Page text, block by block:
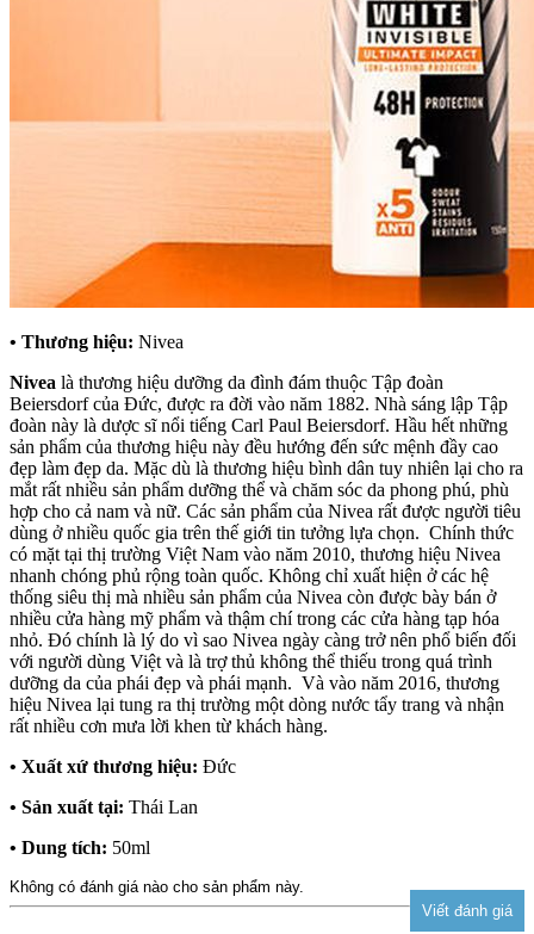
• Thương hiệu: Nivea
Nivea là thương hiệu dưỡng da đình đám thuộc Tập đoàn
Beiersdorf của Đức, được ra đời vào năm 1882. Nhà sáng lập Tập
đoàn này là dược sĩ nổi tiếng Carl Paul Beiersdorf. Hầu hết những
sản phẩm của thương hiệu này đều hướng đến sức mệnh đầy cao
đẹp làm đẹp da. Mặc dù là thương hiệu bình dân tuy nhiên lại cho ra
mắt rất nhiều sản phẩm dưỡng thể và chăm sóc da phong phú, phù
hợp cho cả nam và nữ. Các sản phẩm của Nivea rất được người tiêu
dùng ở nhiều quốc gia trên thế giới tin tưởng lựa chọn. Chính thức
có mặt tại thị trường Việt Nam vào năm 2010, thương hiệu Nivea
nhanh chóng phủ rộng toàn quốc. Không chỉ xuất hiện ở các hệ
thống siêu thị mà nhiều sản phẩm của Nivea còn được bày bán ở
nhiều cửa hàng mỹ phẩm và thậm chí trong các cửa hàng tạp hóa
nhỏ. Đó chính là lý do vì sao Nivea ngày càng trở nên phổ biến đối
với người dùng Việt và là trợ thủ không thể thiếu trong quá trình
dưỡng da của phái đẹp và phái mạnh. Và vào năm 2016, thương
hiệu Nivea lại tung ra thị trường một dòng nước tẩy trang và nhận
rất nhiều cơn mưa lời khen từ khách hàng.
• Xuất xứ thương hiệu: Đức
• Sản xuất tại: Thái Lan
• Dung tích: 50ml
Không có đánh giá nào cho sản phẩm này.